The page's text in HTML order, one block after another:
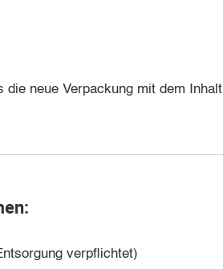
neue Verpackung mit dem Inhalt
verpflichtet)